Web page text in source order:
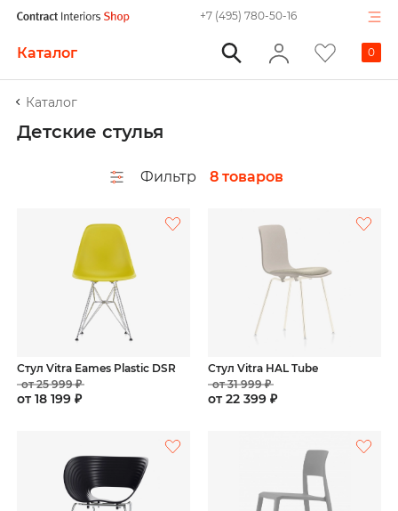
+7 (495) 780-50-16
0
Каталог
Каталог
Детские стулья
Фильтр 8 товаров
Стул Vitra Eames Plastic DSR
от 25 999 ₽
от 18 199 ₽
Стул Vitra HAL Tube
от 31 999 ₽
от 22 399 ₽